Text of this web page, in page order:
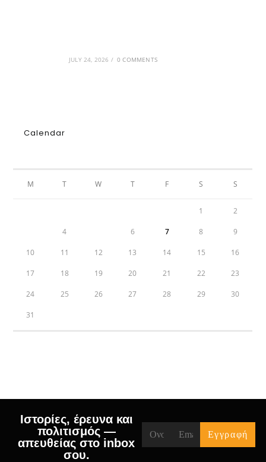
JULY 24, 2026 / 0 COMMENTS
Calendar
M T W T F S S
1 2
4 6 7 8 9
10 11 12 13 14 15 16
17 18 19 20 21 22 23
24 25 26 27 28 29 30
31
Ιστορίες, έρευνα και
πολιτισμός —
απευθείας στο inbox
σου.